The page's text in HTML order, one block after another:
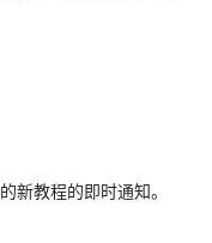
新教程的即时通知。